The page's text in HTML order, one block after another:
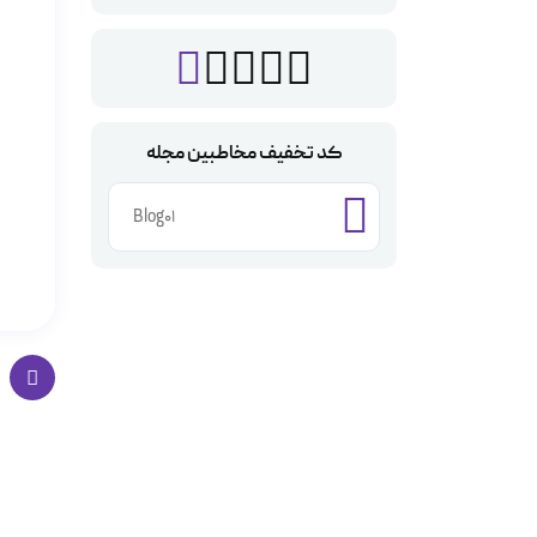
کد تخفیف مخاطبین مجله
Blog01